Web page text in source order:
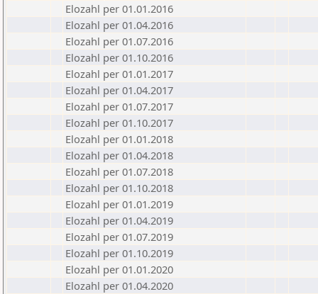
Elozahl per 01.01.2016
Elozahl per 01.04.2016
Elozahl per 01.07.2016
Elozahl per 01.10.2016
Elozahl per 01.01.2017
Elozahl per 01.04.2017
Elozahl per 01.07.2017
Elozahl per 01.10.2017
Elozahl per 01.01.2018
Elozahl per 01.04.2018
Elozahl per 01.07.2018
Elozahl per 01.10.2018
Elozahl per 01.01.2019
Elozahl per 01.04.2019
Elozahl per 01.07.2019
Elozahl per 01.10.2019
Elozahl per 01.01.2020
Elozahl per 01.04.2020